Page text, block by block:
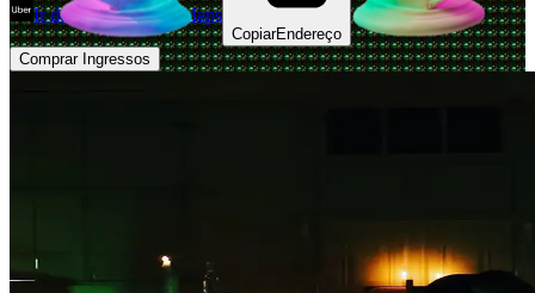
Ir de Uber Abrir Maps
CopiarEndereço
Comprar Ingressos